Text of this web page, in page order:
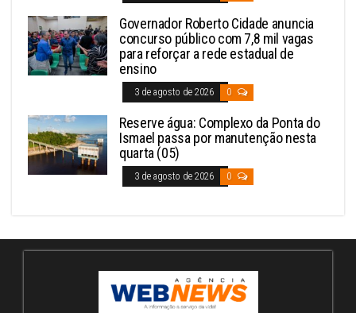
Governador Roberto Cidade anuncia
concurso público com 7,8 mil vagas
para reforçar a rede estadual de
ensino
3 de agosto de 2026 0
Reserve água: Complexo da Ponta do
Ismael passa por manutenção nesta
quarta (05)
3 de agosto de 2026 0